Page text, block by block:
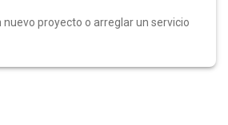
nuevo proyecto o arreglar un servicio